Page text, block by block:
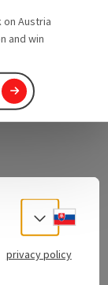
Austria
and win
range
Select
privacy policy